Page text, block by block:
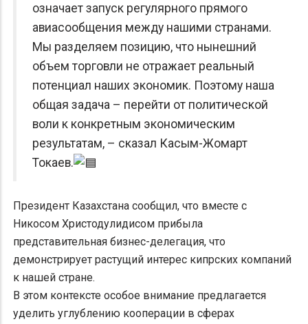
означает запуск регулярного прямого
авиасообщения между нашими странами.
Мы разделяем позицию, что нынешний
объем торговли не отражает реальный
потенциал наших экономик. Поэтому наша
общая задача – перейти от политической
воли к конкретным экономическим
результатам, – сказал Касым-Жомарт
Токаев.
Президент Казахстана сообщил, что вместе с
Никосом Христодулидисом прибыла
представительная бизнес-делегация, что
демонстрирует растущий интерес кипрских компаний
к нашей стране.
В этом контексте особое внимание предлагается
уделить углублению кооперации в сферах